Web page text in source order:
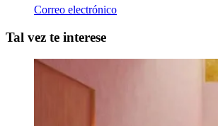
Correo electrónico
Tal vez te interese